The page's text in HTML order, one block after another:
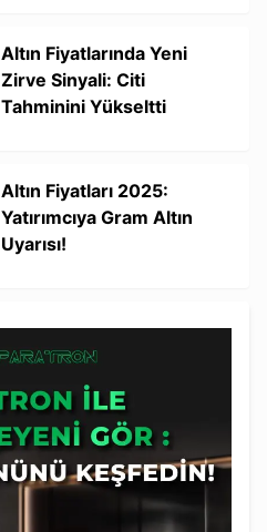
Altın Fiyatlarında Yeni
Zirve Sinyali: Citi
Tahminini Yükseltti
Altın Fiyatları 2025:
Yatırımcıya Gram Altın
Uyarısı!